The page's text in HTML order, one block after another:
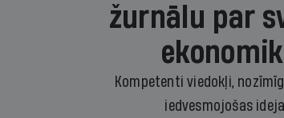
žurnālu par
Kompetenti viedokļi,
iedvesmojošas